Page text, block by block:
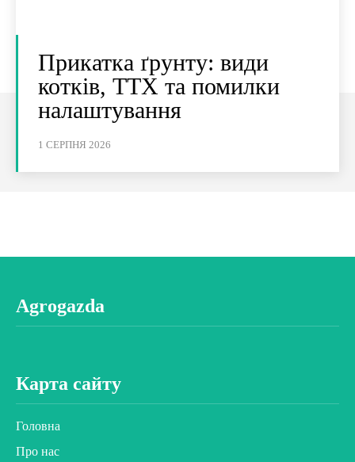
Прикатка ґрунту: види
котків, ТТХ та помилки
налаштування
1 СЕРПНЯ 2026
Agrogazda
Карта сайту
Головна
Про нас